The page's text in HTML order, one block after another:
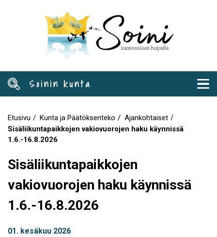
Soinin kunta
Murupolku
Etusivu Kunta ja Päätöksenteko
Ajankohtaiset
Sisäliikuntapaikkojen vakiovuorojen haku käynnissä
1.6.-16.8.2026
Sisäliikuntapaikkojen
vakiovuorojen haku käynnissä
1.6.-16.8.2026
01. kesäkuu 2026